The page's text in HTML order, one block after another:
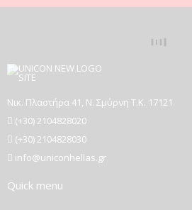
Νικ. Πλαστήρα 41, Ν. Σμύρνη T.K. 17121
(+30) 2104828020
(+30) 2104828030
info@uniconhellas.gr
Quick menu